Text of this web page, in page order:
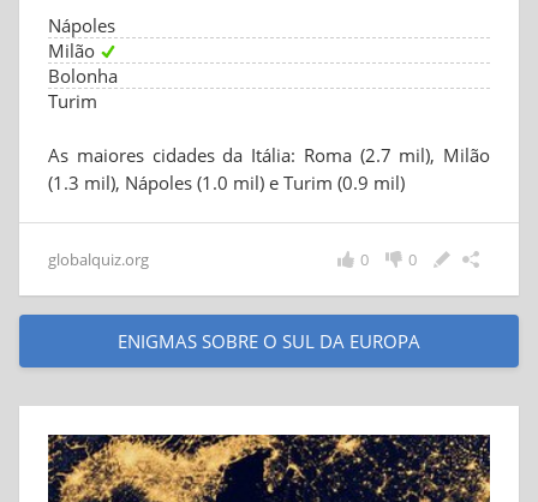
Nápoles
Milão
Bolonha
Turim
As maiores cidades da Itália: Roma (2.7 mil), Milão
(1.3 mil), Nápoles (1.0 mil) e Turim (0.9 mil)
globalquiz.org 0
0
ENIGMAS SOBRE O SUL DA EUROPA